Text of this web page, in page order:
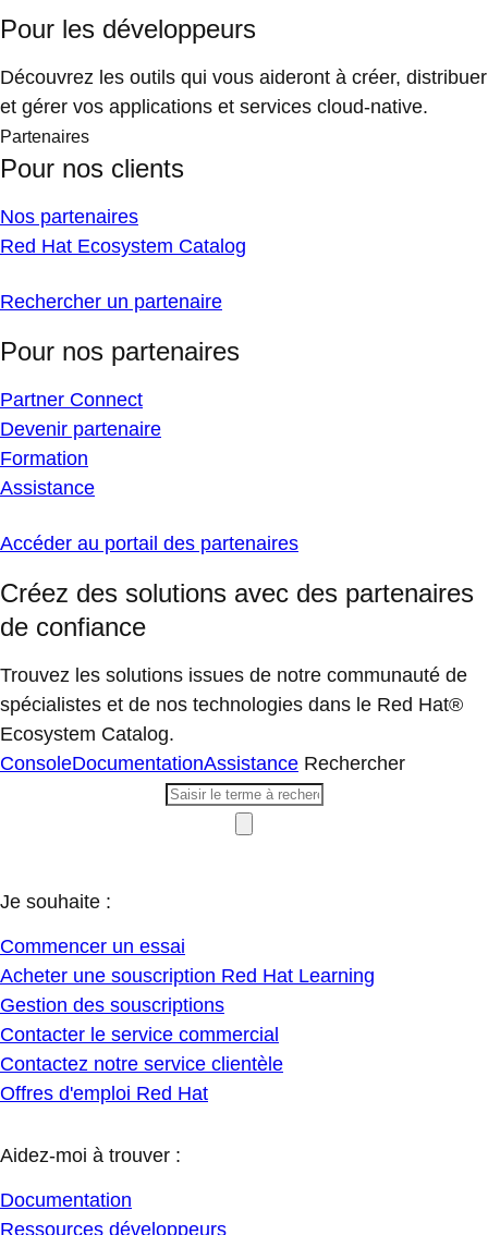
Pour les développeurs
Découvrez les outils qui vous aideront à créer, distribuer
et gérer vos applications et services cloud-native.
Partenaires
Pour nos clients
Nos partenaires
Red Hat Ecosystem Catalog
Rechercher un partenaire
Pour nos partenaires
Partner Connect
Devenir partenaire
Formation
Assistance
Accéder au portail des partenaires
Créez des solutions avec des partenaires
de confiance
Trouvez les solutions issues de notre communauté de
spécialistes et de nos technologies dans le Red Hat®
Ecosystem Catalog.
ConsoleDocumentationAssistance Rechercher
Je souhaite :
Commencer un essai
Acheter une souscription Red Hat Learning
Gestion des souscriptions
Contacter le service commercial
Contactez notre service clientèle
Offres d'emploi Red Hat
Aidez-moi à trouver :
Documentation
Ressources développeurs